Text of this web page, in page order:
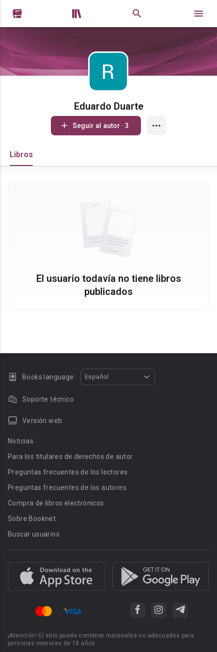
 
Eduardo Duarte
Seguir al autor · 3
Libros
El usuario todavía no tiene libros
publicados
Books language: Español
Soporte técnico
Versión web
Noticias
Para los titulares de derechos de autor
Preguntas frecuentes de los lectores
Preguntas frecuentes de los autores
Compra de libros electrónicos
Sobre Booknet
Buscar usuarios
¡Atención! El sitio puede contener materiales no adecuados para
personas menores de 18 años.